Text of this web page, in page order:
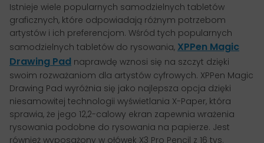
Istnieje wiele popularnych samodzielnych tabletów
graficznych, które odpowiadają różnym potrzebom
artystów i ich preferencjom. Wśród tych popularnych
samodzielnych tabletów do rysowania, XPPen Magic
Drawing Pad naprawdę wznosi się na szczyt dzięki
swoim rozważaniom dla artystów cyfrowych. XPPen Magic
Drawing Pad wyróżnia się jako najlepsza opcja dzięki
niesamowitej technologii wyświetlania X-Paper, która
sprawia, że jego 12,2-calowy ekran zapewnia wrażenia
rysowania podobne do rysowania na papierze. Jest
również wyposażony w ołówek X3 Pro Pencil z 16 tys.